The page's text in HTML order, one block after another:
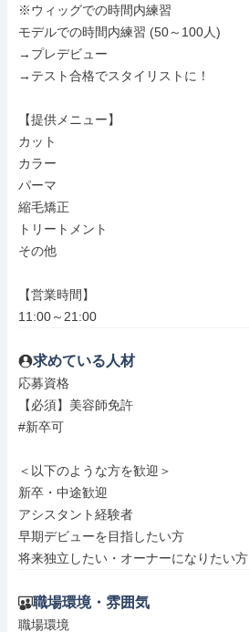
※ウィッグでの時間内練習
モデルでの時間内練習 (50～100人)
→プレデビュー
→テスト合格でスタイリストに！
【提供メニュー】
カット
カラー
パーマ
縮毛矯正
トリートメント
その他
【営業時間】
11:00～21:00
求めている人材
応募資格
【必須】美容師免許
#新卒可
＜以下のような方を歓迎＞
新卒・中途歓迎
アシスタント経験者
早期デビューを目指したい方
将来独立したい・オーナーになりたい方
職場環境・雰囲気
職場環境